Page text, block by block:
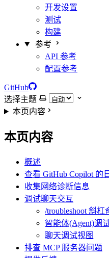
开发设置
测试
构建
参考
API 参考
配置参考
GitHub
选择主题
本页内容
本页内容
概述
查看 GitHub Copilot 的
收集网络诊断信息
调试聊天交互
/troubleshoot 斜杠
智能体(Agent)调
聊天调试视图
排查 MCP 服务器问题